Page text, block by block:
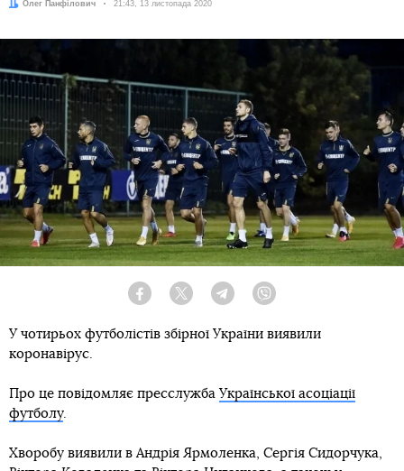
Автор:
Олег Панфілович Дата:
21:43, 13 листопада 2020
Facebook Twitter Telegram
У чотирьох футболістів збірної України виявили
коронавірус.
Про це повідомляє пресслужба Української асоціації
футболу.
Хворобу виявили в Андрія Ярмоленка, Сергія Сидорчука,